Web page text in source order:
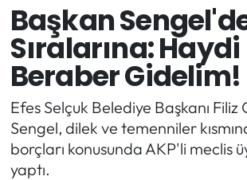
Başkan
Sıralarına: Haydi
Beraber Gidelim!
Efes Selçuk Belediye Başkanı Filiz
Sengel, dilek ve temenniler
borçları konusunda AKP'li meclis
yaptı.